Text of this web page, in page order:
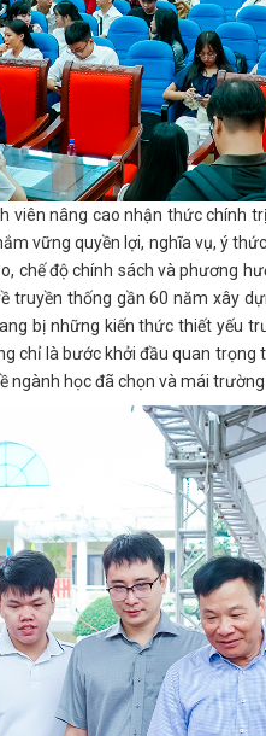
viên nâng cao nhận thức chính
vững quyền lợi, nghĩa vụ, ý
chế độ chính sách và phương
truyền thống gần 60 năm xây
bị những kiến thức thiết yếu
chỉ là bước khởi đầu quan
ngành học đã chọn và mái